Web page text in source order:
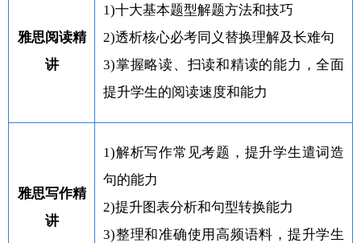
雅思阅读精
讲
1)十大基本题型解题方法和技巧
2)透析核心必考同义替换理解及长难句
3)掌握略读、扫读和精读的能力，全面
提升学生的阅读速度和能力
雅思写作精
讲
1)解析写作常见考题，提升学生遣词造
句的能力
2)提升图表分析和句型转换能力
3)整理和准确使用高频语料，提升学生